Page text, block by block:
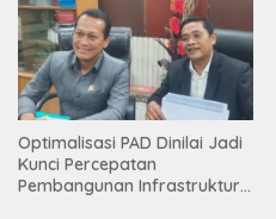
Optimalisasi PAD Dinilai Jadi
Kunci Percepatan
Pembangunan Infrastruktur